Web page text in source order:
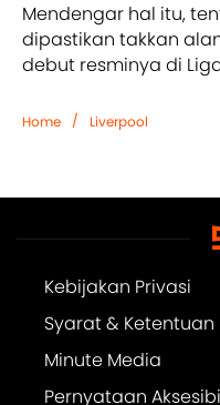
Mendengar hal itu,
dipastikan takkan
debut resminya di
Home / Liverpool
Kebijakan Privasi
Syarat & Ketentuan
Minute Media
Pernyataan